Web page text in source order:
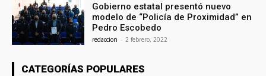
Gobierno estatal presentó nuevo
modelo de “Policía de Proximidad” en
Pedro Escobedo
redaccion - 2 febrero, 2022
CATEGORÍAS POPULARES